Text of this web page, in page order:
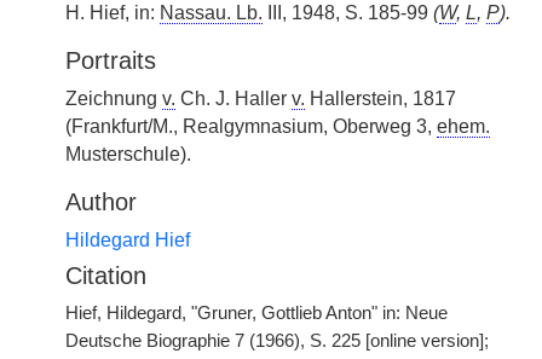
H. Hief, in: Nassau. Lb. III, 1948, S. 185-99 (W, L, P).
Portraits
Zeichnung v. Ch. J. Haller v. Hallerstein, 1817
(Frankfurt/M., Realgymnasium, Oberweg 3, ehem.
Musterschule).
Author
Hildegard Hief
Citation
Hief, Hildegard, "Gruner, Gottlieb Anton" in: Neue
Deutsche Biographie 7 (1966), S. 225 [online version];